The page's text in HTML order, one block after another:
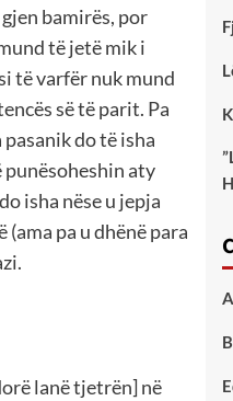
bamirës, por
të jetë mik i
të varfër nuk mund
së të parit. Pa
do të isha
punësoheshin aty
isha nëse u jepja
pa u dhënë para
lanë tjetrën] në